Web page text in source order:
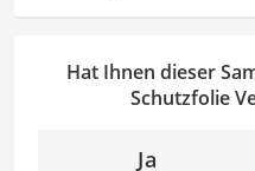
Klarheit, Verständlichkeit
überprüfen. Mein Ziel ist
angenehme
Hat Ihnen dieser
Schutzfolie
Ja